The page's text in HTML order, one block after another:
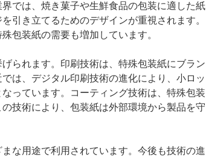
では、焼き菓子や生鮮食品の包装に適した紙
引き立てるためのデザインが重視されます。
包装紙の需要も増加しています。
られます。印刷技術は、特殊包装紙にブラン
は、デジタル印刷技術の進化により、小ロッ
っています。コーティング技術は、特殊包装
技術により、包装紙は外部環境から製品を守
な用途で利用されています。今後も技術の進